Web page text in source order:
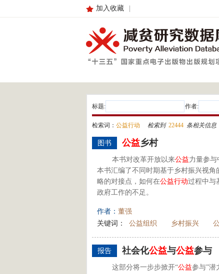
加入收藏
标题: 作者:
检索词： 公益行动 检索到 22444 条相关信息
图书 公益乡村
本书对改革开放以来公益力量参与
本书汇编了不同时期基于乡村振兴视角
略的对接点，如何在公益行动过程中与
政府工作的不足。
作者： 董强
关键词：
公益组织 乡村振兴
报告 社会化公益与公益参与
这部分将一步步掀开“公益参与”潜